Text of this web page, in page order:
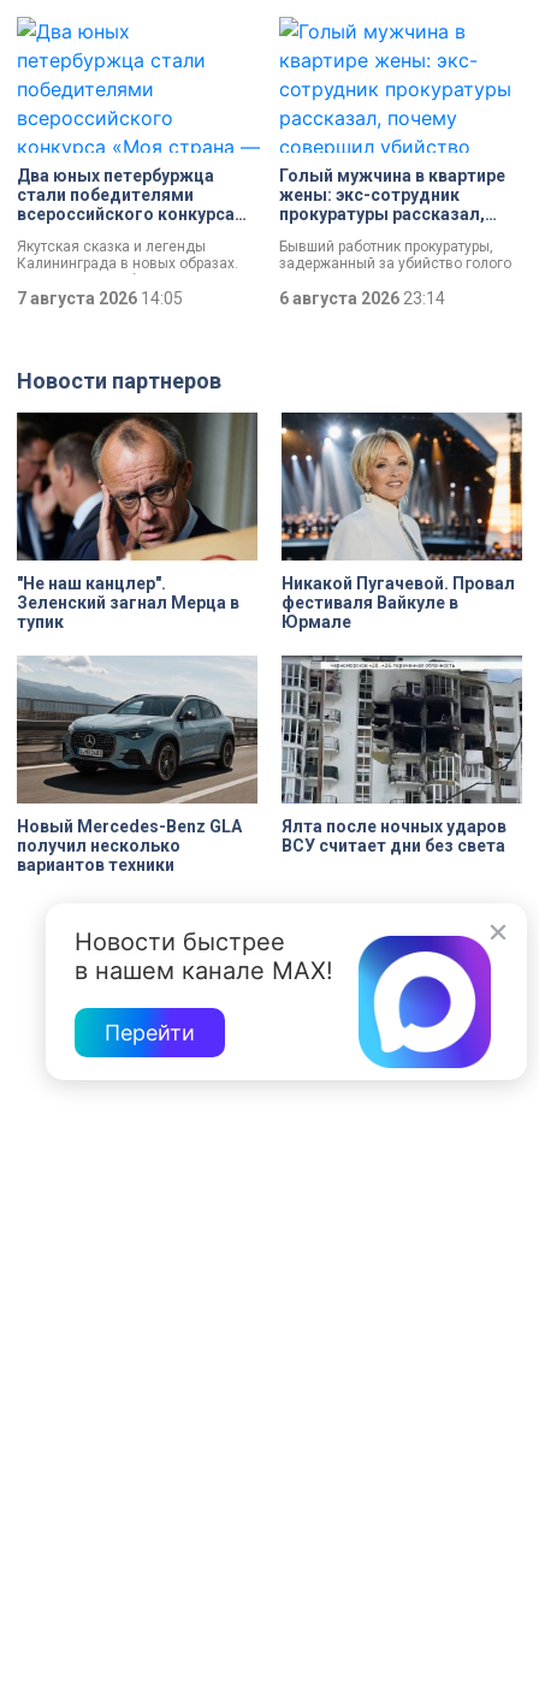
уличных художников страны — от
Краснодара до Владивостока.
распоряжение шесть
действующих вагонов, и те
превратили их в настоящие арт-
объекты. Результат доказал:
баллончик с краской в руках
профессионала — это не порча
имущества, а яркий стрит-арт,
который не имеет ничего общего с
вандализмом.
инвестора сразу после того, как он
отреставрирует объект за свой
счёт. По словам губернатора
Александра Беглова, срок
договора рассчитан на 49 лет, из
которых за семь арендатор
должен полностью выполнить все
обязательства. Как
восстанавливают яркий пример
деревянного модерна и почему
эта история уникальна?
Два юных петербуржца
стали победителями
всероссийского конкурса
Якутская сказка и легенды
Калининграда в новых образах.
Два юных петербуржца стали
победителями всероссийского
конкурса «Моя страна — моя
народным сюжетам.
7 августа 2026 14:05
Голый мужчина в квартире
жены: экс-сотрудник
прокуратуры рассказал,
Бывший работник прокуратуры,
задержанный за убийство голого
которые толкнули его на страшное
преступление. Два года назад он
6 августа 2026 23:14
Новости партнеров
"Не наш канцлер".
Зеленский загнал Мерца в
тупик
Никакой Пугачевой. Провал
фестиваля Вайкуле в
Юрмале
Новый Mercedes-Benz GLA
получил несколько
вариантов техники
Ялта после ночных ударов
ВСУ считает дни без света
Новости быстрее
в нашем канале MAX!
Перейти